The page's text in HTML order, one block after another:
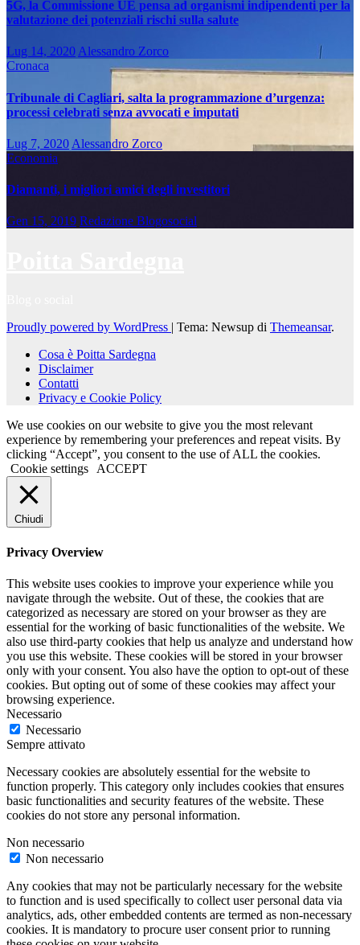
5G, la Commissione UE pensa ad organismi indipendenti per la
valutazione dei potenziali rischi sulla salute
Lug 14, 2020 Alessandro Zorco
Cronaca
Tribunale di Cagliari, salta la programmazione d’urgenza:
processi celebrati senza avvocati e imputati
Lug 7, 2020 Alessandro Zorco
Economia
Diamanti, i migliori amici degli investitori
Gen 15, 2019 Redazione Blogosocial
Proudly powered by WordPress | Tema: Newsup di Themeansar.
Cosa è Poitta Sardegna
Disclaimer
Contatti
Privacy e Cookie Policy
We use cookies on our website to give you the most relevant
experience by remembering your preferences and repeat visits. By
clicking “Accept”, you consent to the use of ALL the cookies.
Cookie settings
ACCEPT
Chiudi
Privacy Overview
This website uses cookies to improve your experience while you
navigate through the website. Out of these, the cookies that are
categorized as necessary are stored on your browser as they are
essential for the working of basic functionalities of the website. We
also use third-party cookies that help us analyze and understand how
you use this website. These cookies will be stored in your browser
only with your consent. You also have the option to opt-out of these
cookies. But opting out of some of these cookies may affect your
browsing experience.
Necessario
Necessario
Sempre attivato
Necessary cookies are absolutely essential for the website to
function properly. This category only includes cookies that ensures
basic functionalities and security features of the website. These
cookies do not store any personal information.
Non necessario
Non necessario
Any cookies that may not be particularly necessary for the website
to function and is used specifically to collect user personal data via
analytics, ads, other embedded contents are termed as non-necessary
cookies. It is mandatory to procure user consent prior to running